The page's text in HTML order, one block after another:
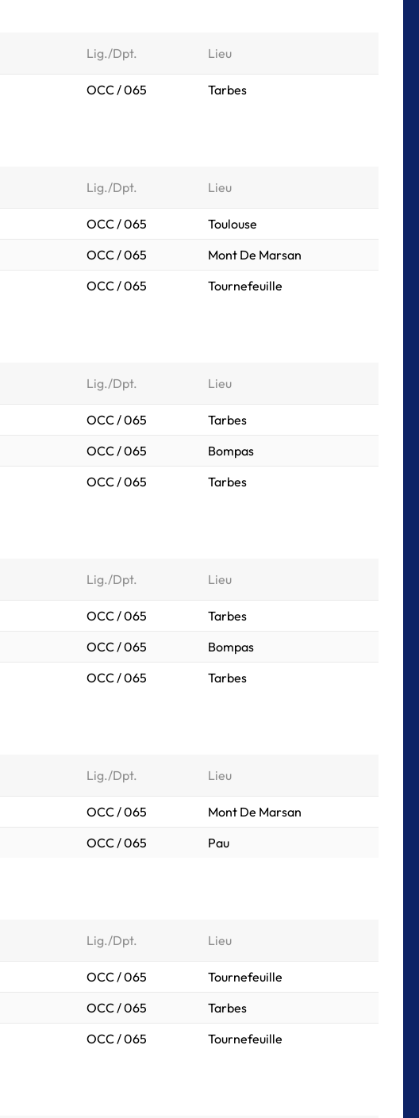
Lig./Dpt. Lieu
OCC / 065 Tarbes
Lig./Dpt. Lieu
OCC / 065
Toulouse
OCC / 065
Mont De Marsan
OCC / 065 Tournefeuille
Lig./Dpt. Lieu
OCC / 065
Tarbes
OCC / 065
Bompas
OCC / 065 Tarbes
Lig./Dpt. Lieu
OCC / 065
Tarbes
OCC / 065
Bompas
OCC / 065 Tarbes
Lig./Dpt. Lieu
OCC / 065
Mont De Marsan
OCC / 065 Pau
Lig./Dpt. Lieu
OCC / 065
Tournefeuille
OCC / 065
Tarbes
OCC / 065 Tournefeuille